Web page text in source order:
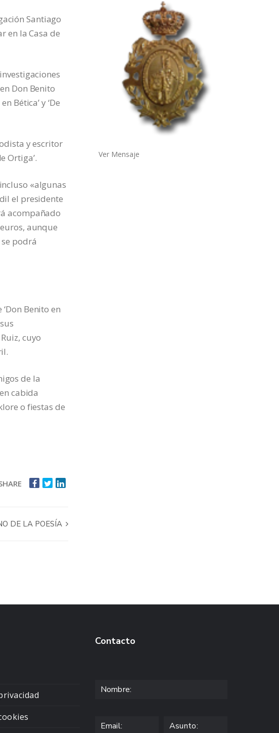
Santiago
en la Casa de
Don Benito
Bética’ y ‘De
y escritor
Ortiga’.
«algunas
el presidente
acompañado
aunque
podrá
Benito en
cuyo
de la
cabida
o fiestas de
DE LA POESÍA
Ver Mensaje
Contacto